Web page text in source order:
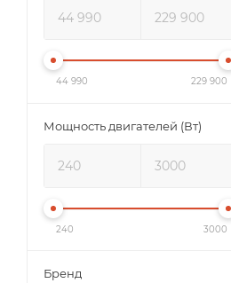
44 990 229 900
Мощность двигателей (Вт)
240 3000
Бренд